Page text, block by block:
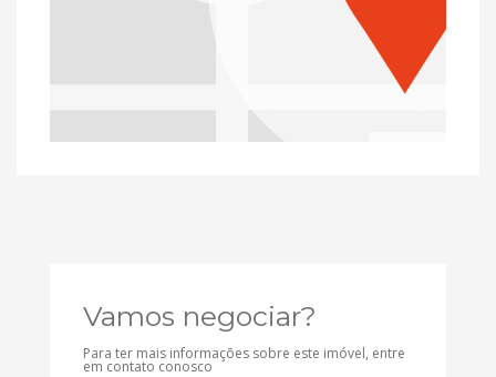
Vamos negociar?
Para ter mais informações sobre este imóvel, entre
em contato conosco